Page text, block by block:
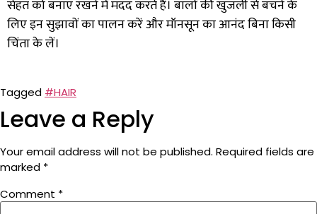
सेहत को बनाए रखने में मदद करते हैं। बालों की खुजली से बचने के
लिए इन सुझावों का पालन करें और मॉनसून का आनंद बिना किसी
चिंता के लें।
Tagged #HAIR
Leave a Reply
Your email address will not be published. Required fields are
marked *
Comment *